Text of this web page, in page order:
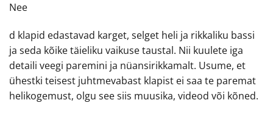
Nee
d klapid edastavad karget, selget heli ja rikkaliku bassi
ja seda kõike täieliku vaikuse taustal. Nii kuulete iga
detaili veegi paremini ja nüansirikkamalt. Usume, et
ühestki teisest juhtmevabast klapist ei saa te paremat
helikogemust, olgu see siis muusika, videod või kõned.